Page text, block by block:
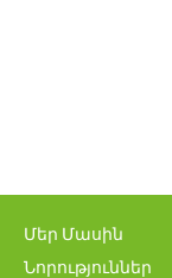
Մեր Մասին
Նորություններ